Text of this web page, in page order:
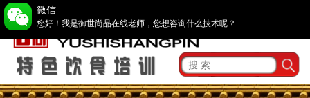
微信
您好！我是御世尚品在线老师，您想咨询什么技术呢？